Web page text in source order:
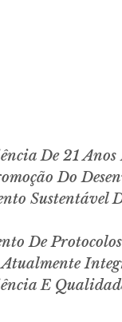
De 21
Do
Sustentável
De
E